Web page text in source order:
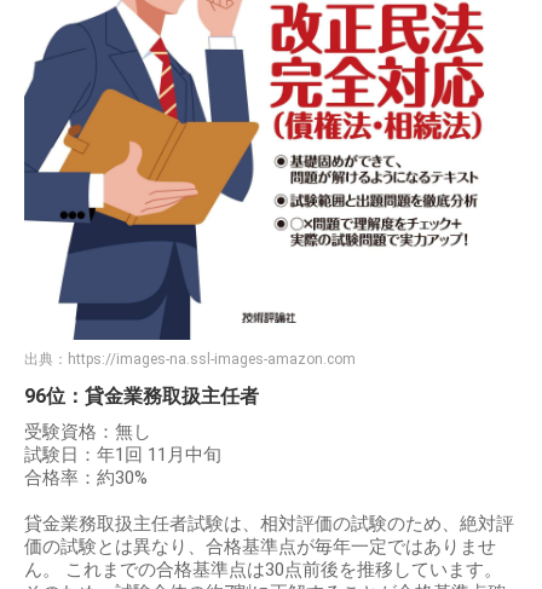
出典： https://images-na.ssl-images-amazon.com
96位：貸金業務取扱主任者
受験資格：無し
試験日：年1回 11月中旬
合格率：約30%
貸金業務取扱主任者試験は、相対評価の試験のため、絶対評
価の試験とは異なり、合格基準点が毎年一定ではありませ
ん。 これまでの合格基準点は30点前後を推移しています。